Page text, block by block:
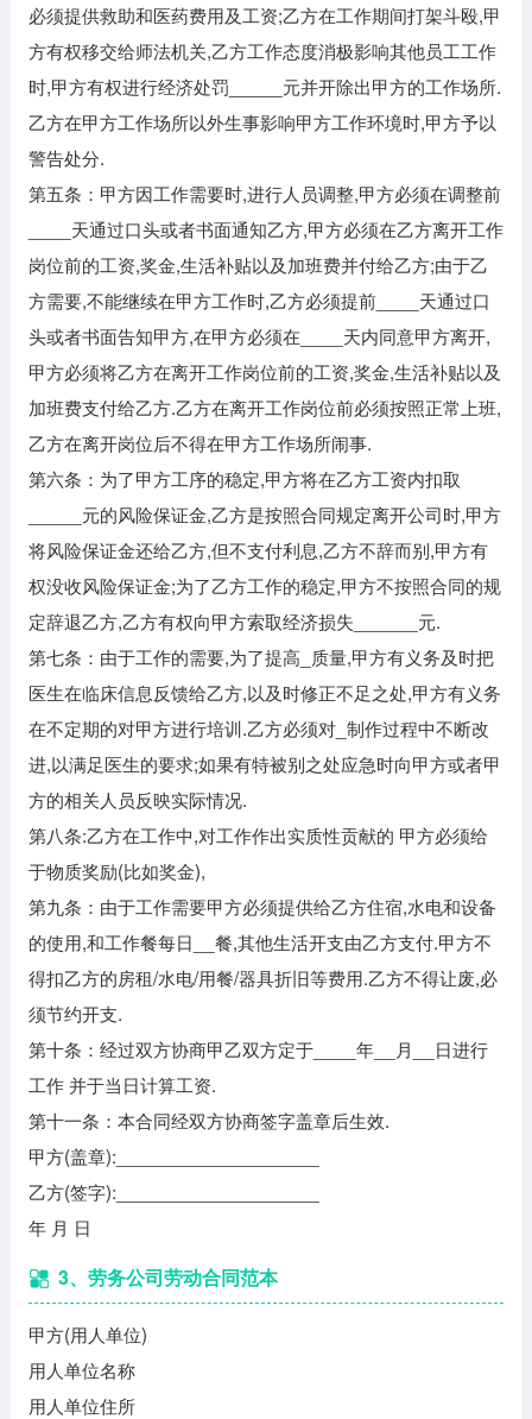
必须提供救助和医药费用及工资;乙方在工作期间打架斗殴,甲
方有权移交给师法机关,乙方工作态度消极影响其他员工工作
时,甲方有权进行经济处罚_____元并开除出甲方的工作场所.
乙方在甲方工作场所以外生事影响甲方工作环境时,甲方予以
警告处分.
第五条：甲方因工作需要时,进行人员调整,甲方必须在调整前
____天通过口头或者书面通知乙方,甲方必须在乙方离开工作
岗位前的工资,奖金,生活补贴以及加班费并付给乙方;由于乙
方需要,不能继续在甲方工作时,乙方必须提前____天通过口
头或者书面告知甲方,在甲方必须在____天内同意甲方离开,
甲方必须将乙方在离开工作岗位前的工资,奖金,生活补贴以及
加班费支付给乙方.乙方在离开工作岗位前必须按照正常上班,
乙方在离开岗位后不得在甲方工作场所闹事.
第六条：为了甲方工序的稳定,甲方将在乙方工资内扣取
_____元的风险保证金,乙方是按照合同规定离开公司时,甲方
将风险保证金还给乙方,但不支付利息,乙方不辞而别,甲方有
权没收风险保证金;为了乙方工作的稳定,甲方不按照合同的规
定辞退乙方,乙方有权向甲方索取经济损失______元.
第七条：由于工作的需要,为了提高_质量,甲方有义务及时把
医生在临床信息反馈给乙方,以及时修正不足之处,甲方有义务
在不定期的对甲方进行培训.乙方必须对_制作过程中不断改
进,以满足医生的要求;如果有特被别之处应急时向甲方或者甲
方的相关人员反映实际情况.
第八条:乙方在工作中,对工作作出实质性贡献的 甲方必须给
于物质奖励(比如奖金),
第九条：由于工作需要甲方必须提供给乙方住宿,水电和设备
的使用,和工作餐每日__餐,其他生活开支由乙方支付.甲方不
得扣乙方的房租/水电/用餐/器具折旧等费用.乙方不得让废,必
须节约开支.
第十条：经过双方协商甲乙双方定于____年__月__日进行
工作 并于当日计算工资.
第十一条：本合同经双方协商签字盖章后生效.
甲方(盖章):___________________
乙方(签字):___________________
年 月 日
3、劳务公司劳动合同范本
甲方(用人单位)
用人单位名称
用人单位住所